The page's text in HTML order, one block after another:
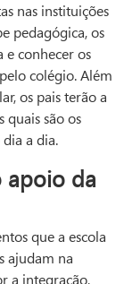
nas instituições
pedagógica, os
e conhecer os
colégio. Além
os pais terão a
são os
a dia.
apoio da
que a escola
ajudam na
a integração,